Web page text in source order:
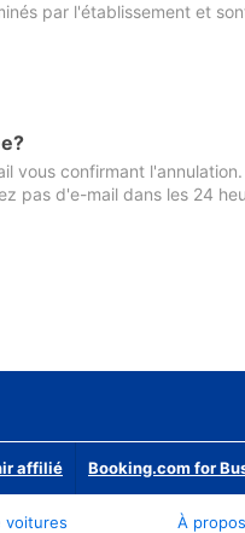
par l'établissement et
vous confirmant
pas d'e-mail dans les 24
affilié Booking.com for
voitures
À